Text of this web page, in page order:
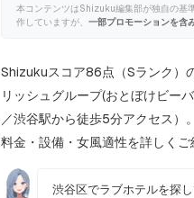
本コンテンツはShizuku編集部が独自の基
作していますが、 一部プロモーションを含
Shizukuスコア86点（Sランク）
リッシュグループ(おとぼけビー
／渋谷駅から徒歩5分アクセス）
料金・設備・女風適性を詳しくご
渋谷区でラブホテルを探